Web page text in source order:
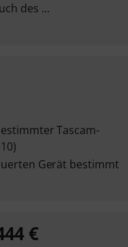
des ...
Tascam-
Gerät bestimmt
€